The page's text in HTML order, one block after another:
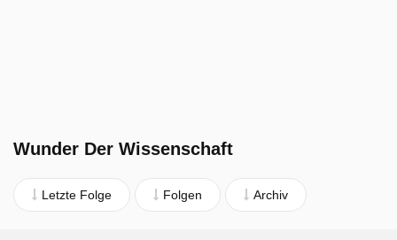
Wunder Der Wissenschaft
Letzte Folge Folgen Archiv